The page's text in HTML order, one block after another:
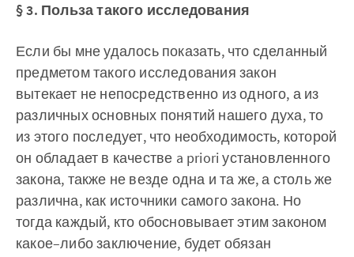
§ 3. Польза такого исследования
Если бы мне удалось показать, что сделанный
предметом такого исследования закон
вытекает не непосредственно из одного, а из
различных основных понятий нашего духа, то
из этого последует, что необходимость, которой
он обладает в качестве a priori установленного
закона, также не везде одна и та же, а столь же
различна, как источники самого закона. Но
тогда каждый, кто обосновывает этим законом
какое–либо заключение, будет обязан